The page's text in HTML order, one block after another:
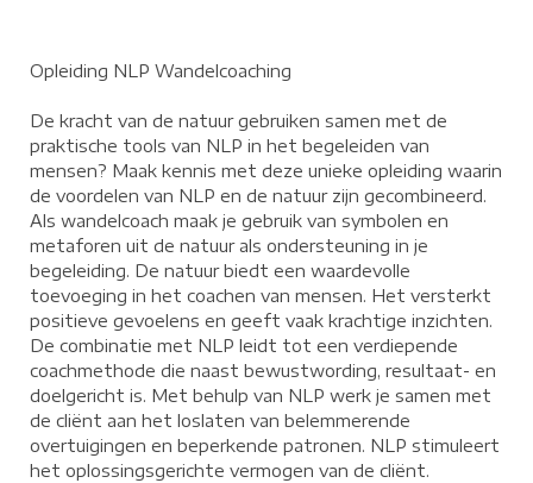
Opleiding NLP Wandelcoaching
De kracht van de natuur gebruiken samen met de
praktische tools van NLP in het begeleiden van
mensen? Maak kennis met deze unieke opleiding waarin
de voordelen van NLP en de natuur zijn gecombineerd.
Als wandelcoach maak je gebruik van symbolen en
metaforen uit de natuur als ondersteuning in je
begeleiding. De natuur biedt een waardevolle
toevoeging in het coachen van mensen. Het versterkt
positieve gevoelens en geeft vaak krachtige inzichten.
De combinatie met NLP leidt tot een verdiepende
coachmethode die naast bewustwording, resultaat- en
doelgericht is. Met behulp van NLP werk je samen met
de cliënt aan het loslaten van belemmerende
overtuigingen en beperkende patronen. NLP stimuleert
het oplossingsgerichte vermogen van de cliënt.